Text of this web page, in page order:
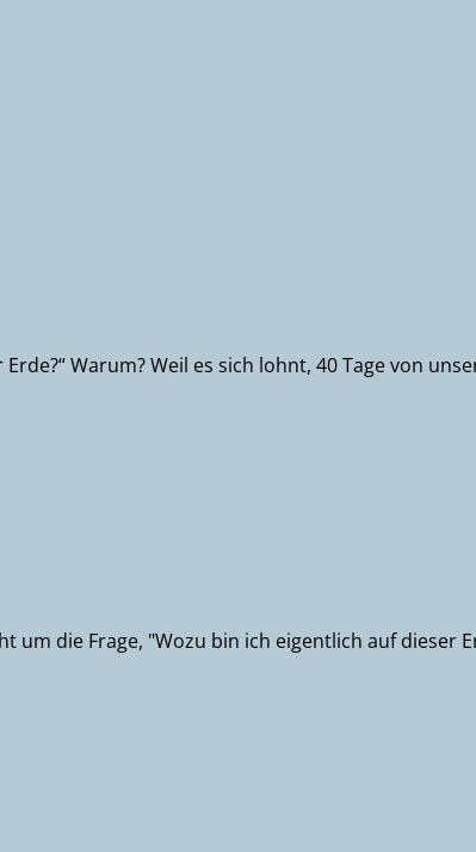
Warum? Weil es sich lohnt, 40 Tage von
um die Frage, "Wozu bin ich eigentlich auf dieser